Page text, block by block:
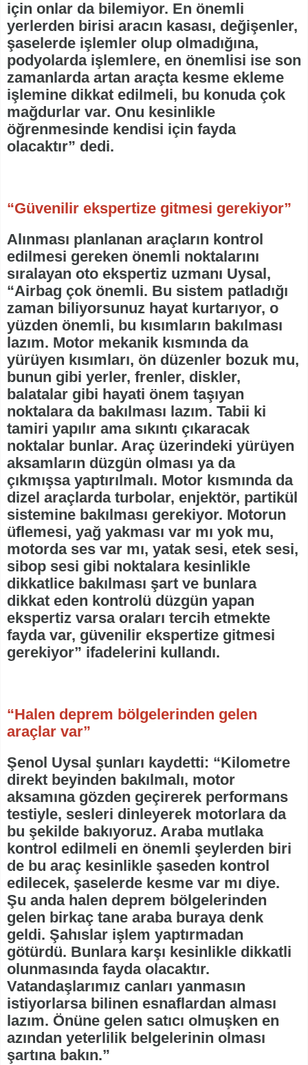
için onlar da bilemiyor. En önemli
yerlerden birisi aracın kasası, değişenler,
şaselerde işlemler olup olmadığına,
podyolarda işlemlere, en önemlisi ise son
zamanlarda artan araçta kesme ekleme
işlemine dikkat edilmeli, bu konuda çok
mağdurlar var. Onu kesinlikle
öğrenmesinde kendisi için fayda
olacaktır” dedi.
“Güvenilir ekspertize gitmesi gerekiyor”
Alınması planlanan araçların kontrol
edilmesi gereken önemli noktalarını
sıralayan oto ekspertiz uzmanı Uysal,
“Airbag çok önemli. Bu sistem patladığı
zaman biliyorsunuz hayat kurtarıyor, o
yüzden önemli, bu kısımların bakılması
lazım. Motor mekanik kısmında da
yürüyen kısımları, ön düzenler bozuk mu,
bunun gibi yerler, frenler, diskler,
balatalar gibi hayati önem taşıyan
noktalara da bakılması lazım. Tabii ki
tamiri yapılır ama sıkıntı çıkaracak
noktalar bunlar. Araç üzerindeki yürüyen
aksamların düzgün olması ya da
çıkmışsa yaptırılmalı. Motor kısmında da
dizel araçlarda turbolar, enjektör, partikül
sistemine bakılması gerekiyor. Motorun
üflemesi, yağ yakması var mı yok mu,
motorda ses var mı, yatak sesi, etek sesi,
sibop sesi gibi noktalara kesinlikle
dikkatlice bakılması şart ve bunlara
dikkat eden kontrolü düzgün yapan
ekspertiz varsa oraları tercih etmekte
fayda var, güvenilir ekspertize gitmesi
gerekiyor” ifadelerini kullandı.
“Halen deprem bölgelerinden gelen
araçlar var”
Şenol Uysal şunları kaydetti: “Kilometre
direkt beyinden bakılmalı, motor
aksamına gözden geçirerek performans
testiyle, sesleri dinleyerek motorlara da
bu şekilde bakıyoruz. Araba mutlaka
kontrol edilmeli en önemli şeylerden biri
de bu araç kesinlikle şaseden kontrol
edilecek, şaselerde kesme var mı diye.
Şu anda halen deprem bölgelerinden
gelen birkaç tane araba buraya denk
geldi. Şahıslar işlem yaptırmadan
götürdü. Bunlara karşı kesinlikle dikkatli
olunmasında fayda olacaktır.
Vatandaşlarımız canları yanmasın
istiyorlarsa bilinen esnaflardan alması
lazım. Önüne gelen satıcı olmuşken en
azından yeterlilik belgelerinin olması
şartına bakın.”